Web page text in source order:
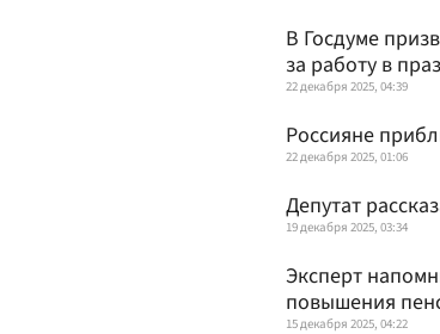
В Госдуме
за работу в
22 декабря 2025, 04:39
Россияне
22 декабря 2025, 01:06
Депутат
19 декабря 2025, 03:34
Эксперт
повышения
15 декабря 2025, 04:22